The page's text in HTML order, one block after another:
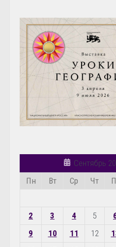
Сентябрь
Пн
Вт Ср Чт
2
3 4 5
9
10 11 12